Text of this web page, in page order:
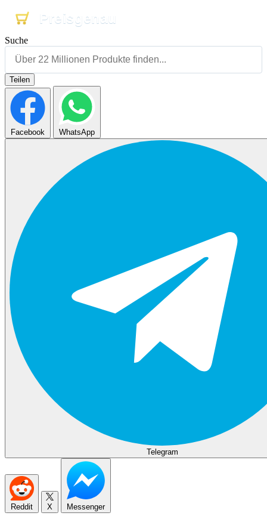
Preisgenau
Preisgenau
Preisgenau
Suche
Teilen
Facebook WhatsApp
Telegram
Reddit X Messenger